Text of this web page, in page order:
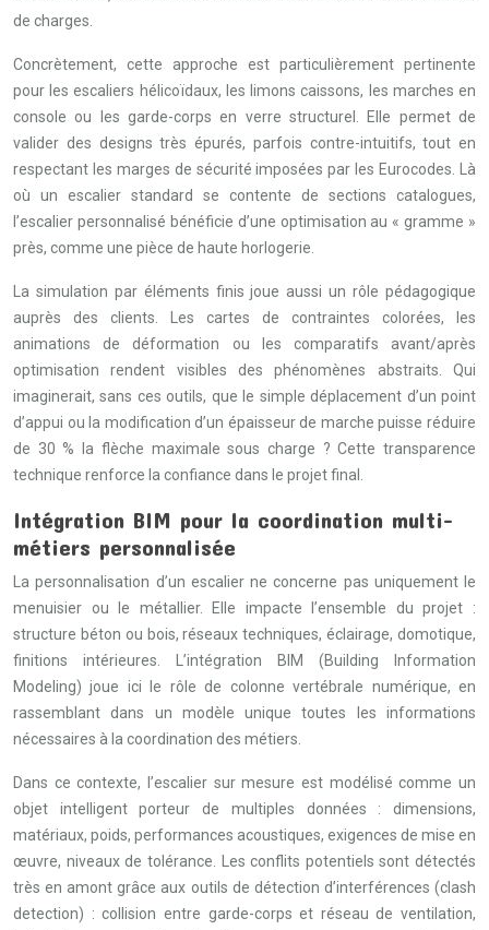
de charges.
Concrètement, cette approche est particulièrement pertinente
pour les escaliers hélicoïdaux, les limons caissons, les marches en
console ou les garde-corps en verre structurel. Elle permet de
valider des designs très épurés, parfois contre-intuitifs, tout en
respectant les marges de sécurité imposées par les Eurocodes. Là
où un escalier standard se contente de sections catalogues,
l’escalier personnalisé bénéficie d’une optimisation au « gramme »
près, comme une pièce de haute horlogerie.
La simulation par éléments finis joue aussi un rôle pédagogique
auprès des clients. Les cartes de contraintes colorées, les
animations de déformation ou les comparatifs avant/après
optimisation rendent visibles des phénomènes abstraits. Qui
imaginerait, sans ces outils, que le simple déplacement d’un point
d’appui ou la modification d’un épaisseur de marche puisse réduire
de 30 % la flèche maximale sous charge ? Cette transparence
technique renforce la confiance dans le projet final.
Intégration BIM pour la coordination multi-
métiers personnalisée
La personnalisation d’un escalier ne concerne pas uniquement le
menuisier ou le métallier. Elle impacte l’ensemble du projet :
structure béton ou bois, réseaux techniques, éclairage, domotique,
finitions intérieures. L’intégration BIM (Building Information
Modeling) joue ici le rôle de colonne vertébrale numérique, en
rassemblant dans un modèle unique toutes les informations
nécessaires à la coordination des métiers.
Dans ce contexte, l’escalier sur mesure est modélisé comme un
objet intelligent porteur de multiples données : dimensions,
matériaux, poids, performances acoustiques, exigences de mise en
œuvre, niveaux de tolérance. Les conflits potentiels sont détectés
très en amont grâce aux outils de détection d’interférences (clash
detection) : collision entre garde-corps et réseau de ventilation,